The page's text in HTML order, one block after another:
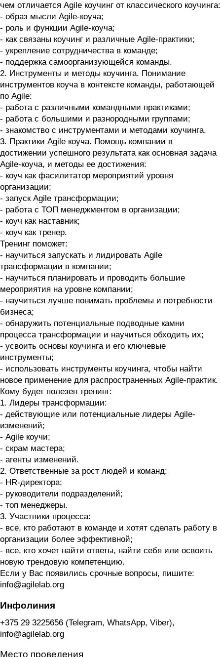
чем отличается Agile коучинг от классического коучинга:
- образ мысли Agile-коуча;
- роль и функции Agile-коуча;
- как связаны коучинг и различные Agile-практики;
- укрепление сотрудничества в команде;
- поддержка самоорганизующейся команды.
2. Инструменты и методы коучинга. Понимание
инструментов коуча в контексте команды, работающей
по Agile:
- работа с различными командными практиками;
- работа с большими и разнородными группами;
- знакомство с инструментами и методами коучинга.
3. Практики Agile коуча. Помощь компании в
достижении успешного результата как основная задача
Agile-коуча, и методы ее достижения:
- коуч как фасилитатор мероприятий уровня
организации;
- запуск Agile трансформации;
- работа с ТОП менеджментом в организации;
- коуч как наставник;
- коуч как тренер.
Тренинг поможет:
- научиться запускать и лидировать Agile
трансформации в компании;
- научиться планировать и проводить большие
мероприятия на уровне компании;
- научиться лучше понимать проблемы и потребности
бизнеса;
- обнаружить потенциальные подводные камни
процесса трансформации и научиться обходить их;
- усвоить основы коучинга и его ключевые
инструменты;
- использовать инструменты коучинга, чтобы найти
новое применение для распространенных Agile-практик.
Кому будет полезен тренинг:
1. Лидеры трансформации:
- действующие или потенциальные лидеры Agile-
изменений;
- Agile коучи;
- скрам мастера;
- агенты изменений.
2. Ответственные за рост людей и команд:
- HR-директора;
- руководители подразделений;
- топ менеджеры.
3. Участники процесса:
- все, кто работают в команде и хотят сделать работу в
организации более эффективной;
- все, кто хочет найти ответы, найти себя или освоить
новую трендовую компетенцию.
Если у Вас появились срочные вопросы, пишите:
info@agilelab.org
Инфолиния
+375 29 3225656 (Telegram, WhatsApp, Viber),
info@agilelab.org
Место проведения